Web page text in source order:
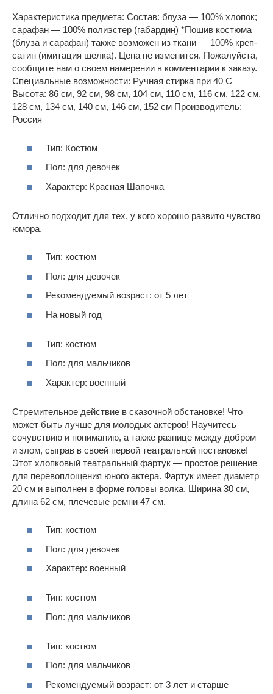
Характеристика предмета: Состав: блуза — 100% хлопок;
сарафан — 100% полиэстер (габардин) *Пошив костюма
(блуза и сарафан) также возможен из ткани — 100% креп-
сатин (имитация шелка). Цена не изменится. Пожалуйста,
сообщите нам о своем намерении в комментарии к заказу.
Специальные возможности: Ручная стирка при 40 C
Высота: 86 см, 92 см, 98 см, 104 см, 110 см, 116 см, 122 см,
128 см, 134 см, 140 см, 146 см, 152 см Производитель:
Россия
Тип: Костюм
Пол: для девочек
Характер: Красная Шапочка
Отлично подходит для тех, у кого хорошо развито чувство
юмора.
Тип: костюм
Пол: для девочек
Рекомендуемый возраст: от 5 лет
На новый год
Тип: костюм
Пол: для мальчиков
Характер: военный
Стремительное действие в сказочной обстановке! Что
может быть лучше для молодых актеров! Научитесь
сочувствию и пониманию, а также разнице между добром
и злом, сыграв в своей первой театральной постановке!
Этот хлопковый театральный фартук — простое решение
для перевоплощения юного актера. Фартук имеет диаметр
20 см и выполнен в форме головы волка. Ширина 30 см,
длина 62 см, плечевые ремни 47 см.
Тип: костюм
Пол: для девочек
Характер: военный
Тип: костюм
Пол: для мальчиков
Тип: костюм
Пол: для мальчиков
Рекомендуемый возраст: от 3 лет и старше